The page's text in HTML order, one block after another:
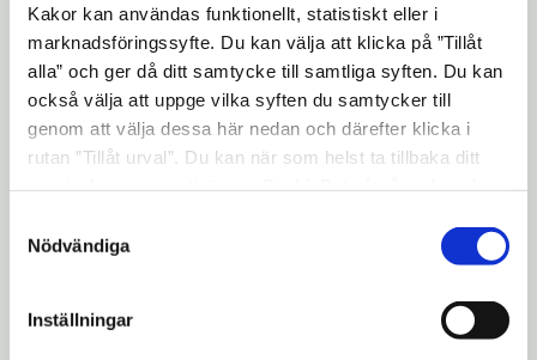
Kakor kan användas funktionellt, statistiskt eller i
marknadsföringssyfte. Du kan välja att klicka på ”Tillåt
alla” och ger då ditt samtycke till samtliga syften. Du kan
också välja att uppge vilka syften du samtycker till
genom att välja dessa här nedan och därefter klicka i
rutan ”Tillåt urval”. Du kan när som helst ta tillbaka ditt
"Visa detaljer" kan du läsa om hur kakorna används och
hur vi och våra leverantörer inhämtar och behandlar
Nödvändiga
Inställningar
Högtidligt avslut och
firande på Södertörns
högskola
Examensfirandet hölls den 9 juni på
Södertörns högskola och firandet leddes av
programsamordnare Fia Fredricson Flodin
och Anders J Persson, akademisk ledare för
samarbetet växte fram ur behovet av fler